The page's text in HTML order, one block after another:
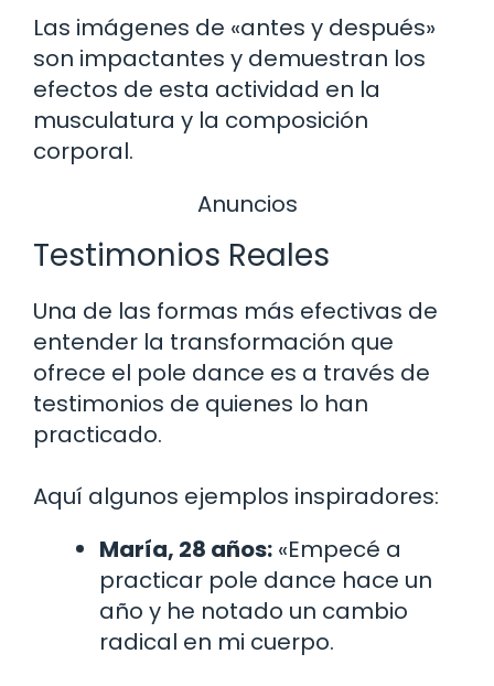
Las imágenes de «antes y después»
son impactantes y demuestran los
efectos de esta actividad en la
musculatura y la composición
corporal.
Anuncios
Testimonios Reales
Una de las formas más efectivas de
entender la transformación que
ofrece el pole dance es a través de
testimonios de quienes lo han
practicado.
Aquí algunos ejemplos inspiradores:
María, 28 años: «Empecé a
practicar pole dance hace un
año y he notado un cambio
radical en mi cuerpo.